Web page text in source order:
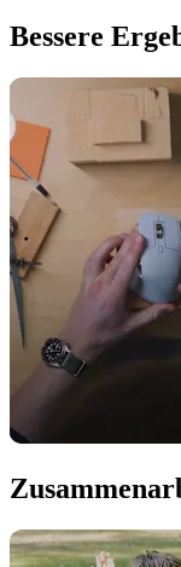
Bessere